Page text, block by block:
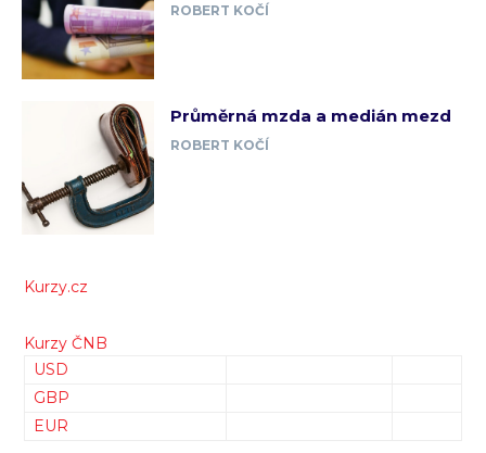
ROBERT KOČÍ
Průměrná mzda a medián mezd
ROBERT KOČÍ
Kurzy.cz
Kurzy ČNB
USD
GBP
EUR